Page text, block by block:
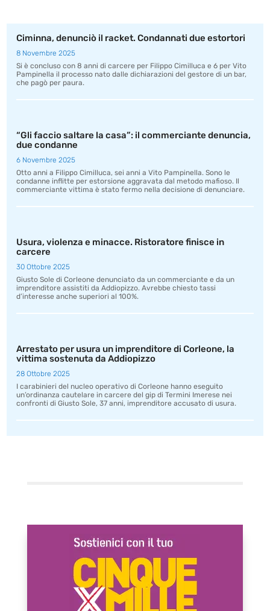
Ciminna, denunciò il racket. Condannati due estortori
8 Novembre 2025
Si è concluso con 8 anni di carcere per Filippo Cimilluca e 6 per Vito
Pampinella il processo nato dalle dichiarazioni del gestore di un bar,
che pagò per paura.
“Gli faccio saltare la casa”: il commerciante denuncia,
due condanne
6 Novembre 2025
Otto anni a Filippo Cimilluca, sei anni a Vito Pampinella. Sono le
condanne inflitte per estorsione aggravata dal metodo mafioso. Il
commerciante vittima è stato fermo nella decisione di denunciare.
Usura, violenza e minacce. Ristoratore finisce in
carcere
30 Ottobre 2025
Giusto Sole di Corleone denunciato da un commerciante e da un
imprenditore assistiti da Addiopizzo. Avrebbe chiesto tassi
d’interesse anche superiori al 100%.
Arrestato per usura un imprenditore di Corleone, la
vittima sostenuta da Addiopizzo
28 Ottobre 2025
I carabinieri del nucleo operativo di Corleone hanno eseguito
un’ordinanza cautelare in carcere del gip di Termini Imerese nei
confronti di Giusto Sole, 37 anni, imprenditore accusato di usura.